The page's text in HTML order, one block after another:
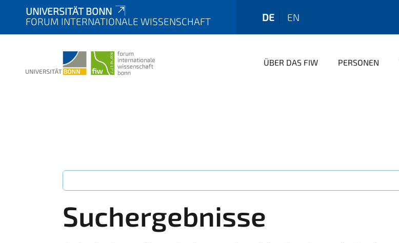
UNIVERSITÄT BONN
FORUM INTERNATIONALE WISSENSCHAFT
DE EN
ÜBER DAS FIW PERSONEN
Suchergebnisse